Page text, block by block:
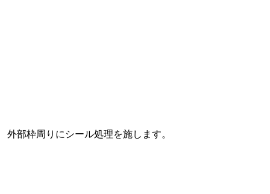
外部枠周りにシール処理を施します。